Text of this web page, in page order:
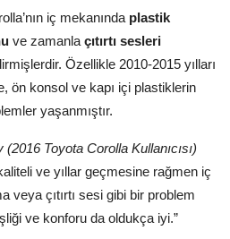
iç mekanında plastik
ve zamanla çıtırtı sesleri
Özellikle 2010-2015 yılları
ön konsol ve kapı içi plastiklerin
yaşanmıştır.
Toyota Corolla Kullanıcısı)
ve yıllar geçmesine rağmen iç
veya çıtırtı sesi gibi bir problem
ve konforu da oldukça iyi.”